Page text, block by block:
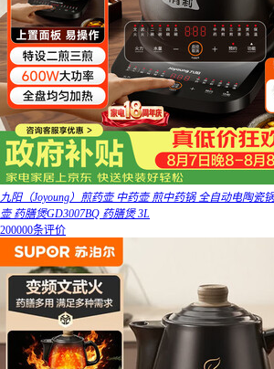
九阳（Joyoung）煎药壶 中药壶 煎中药锅 全自动电陶瓷
壶 药膳煲GD3007BQ 药膳煲 3L
200000条评价